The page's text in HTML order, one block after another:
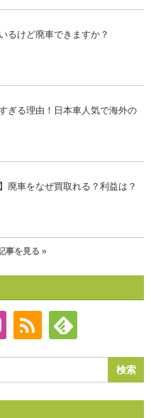
るけど廃車できますか？
ぎる理由！日本車人気で海外の
廃車をなぜ買取れる？利益は？
事を見る »